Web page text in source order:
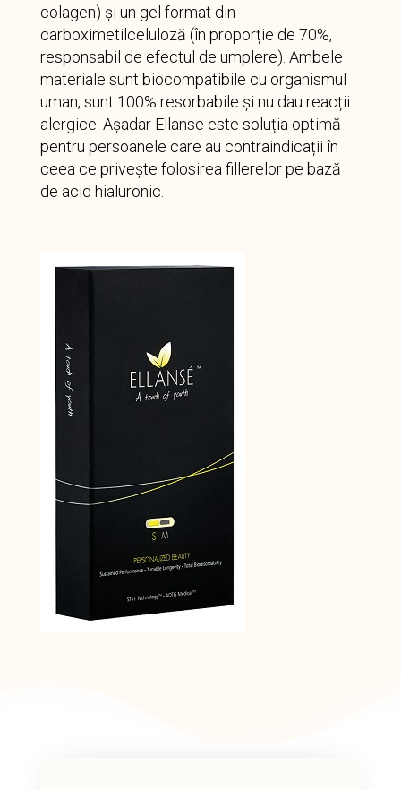
colagen) și un gel format din
carboximetilceluloză (în proporție de 70%,
responsabil de efectul de umplere). Ambele
materiale sunt biocompatibile cu organismul
uman, sunt 100% resorbabile și nu dau reacții
alergice. Așadar Ellanse este soluția optimă
pentru persoanele care au contraindicații în
ceea ce privește folosirea fillerelor pe bază
de acid hialuronic.